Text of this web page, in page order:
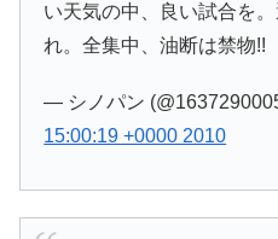
い天気の中、良い試合を
れ。全集中、油断は禁物!!
— シノパン
15:00:19 +0000 2010